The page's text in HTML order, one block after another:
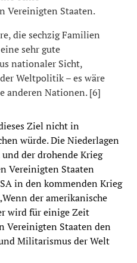
Vereinigten Staaten.
die sechzig Familien
sehr gute
nationaler Sicht,
Weltpolitik – es wäre
anderen Nationen. [6]
Ziel nicht in
würde. Die Niederlagen
der drohende Krieg
Vereinigten Staaten
in den kommenden Krieg
der amerikanische
wird für einige Zeit
Vereinigten Staaten den
Militarismus der Welt